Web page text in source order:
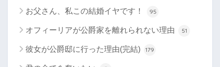
お父さん、私この結婚イヤです！ 95
オフィーリアが公爵家を離れられない理由 51
彼女が公爵邸に行った理由(完結) 179